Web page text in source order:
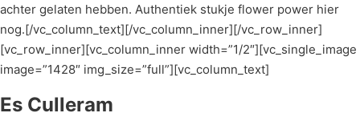
achter gelaten hebben. Authentiek stukje flower power hier
nog.[/vc_column_text][/vc_column_inner][/vc_row_inner]
[vc_row_inner][vc_column_inner width=”1/2″][vc_single_image
image=”1428″ img_size=”full”][vc_column_text]
Es Culleram